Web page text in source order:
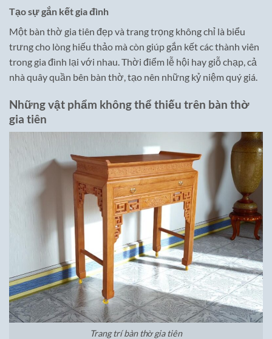
Tạo sự gắn kết gia đình
Một bàn thờ gia tiên đẹp và trang trọng không chỉ là biểu
trưng cho lòng hiếu thảo mà còn giúp gắn kết các thành viên
trong gia đình lại với nhau. Thời điểm lễ hội hay giỗ chạp, cả
nhà quây quần bên bàn thờ, tạo nên những kỷ niệm quý giá.
Những vật phẩm không thể thiếu trên bàn thờ
gia tiên
Trang trí bàn thờ gia tiên